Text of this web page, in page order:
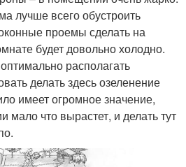
лучше всего обустроить
проемы сделать на
будет довольно холодно.
располагать
делать здесь озеленение
имеет огромное значение,
мало что вырастет, и делать тут